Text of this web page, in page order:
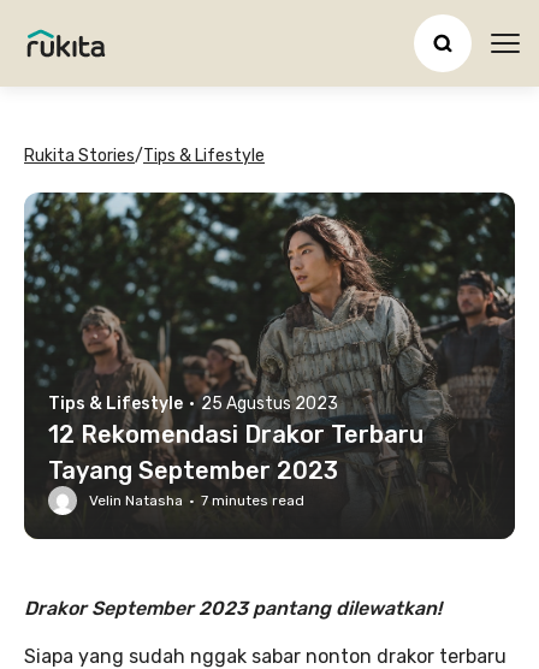
Rukita Stories/Tips & Lifestyle
Tips & Lifestyle · 25 Agustus 2023
12 Rekomendasi Drakor Terbaru
Tayang September 2023
Velin Natasha · 7 minutes read
Drakor September 2023 pantang dilewatkan!
Siapa yang sudah nggak sabar nonton drakor terbaru